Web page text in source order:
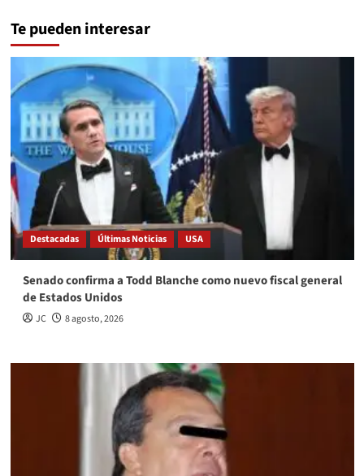
Te pueden interesar
Destacadas Últimas Noticias USA
Senado confirma a Todd Blanche como nuevo fiscal general
de Estados Unidos
JC 8 agosto, 2026